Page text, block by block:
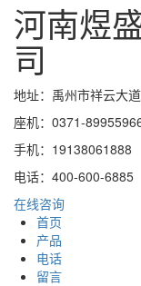
河南煜
司
地址：禹州市祥云大
座机：0371-
手机：19138061888
电话：400-600-6885
在线咨询
首页
产品
电话
留言